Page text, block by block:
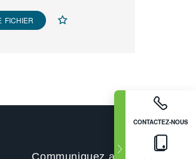
CONTACTEZ-NOUS
FICHIER
Communiquez avec nous